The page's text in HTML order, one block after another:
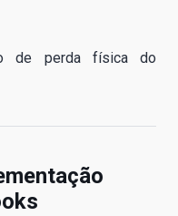
de perda física do